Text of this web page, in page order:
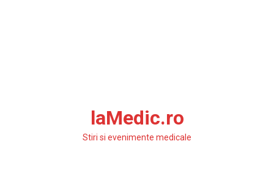
laMedic.ro
Stiri si evenimente medicale